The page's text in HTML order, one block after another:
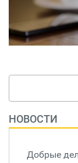
НОВОСТИ
Добрые